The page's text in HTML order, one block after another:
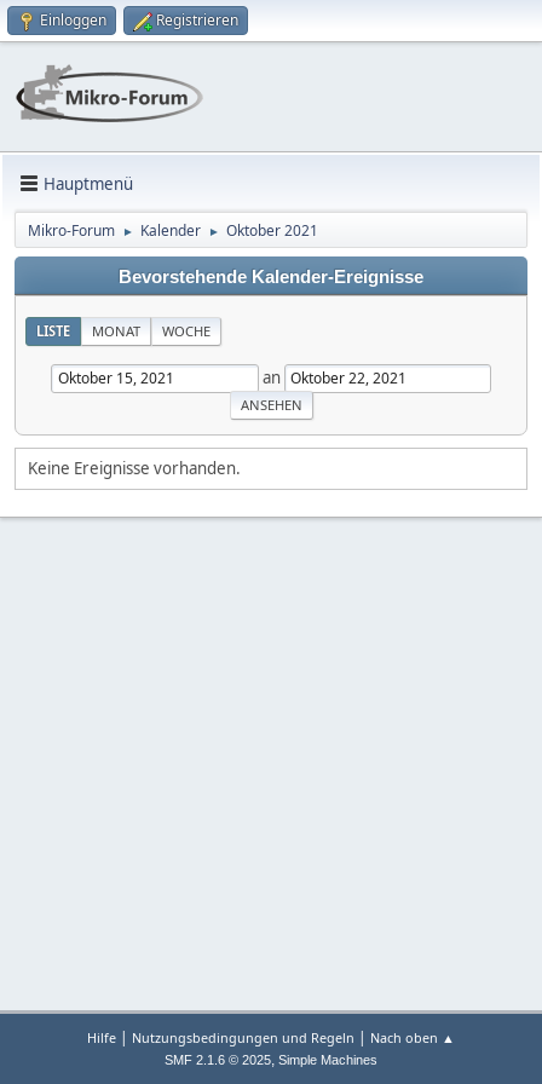
Einloggen Registrieren
Hauptmenü
Mikro-Forum ► Kalender ► Oktober 2021
Bevorstehende Kalender-Ereignisse
LISTE MONAT WOCHE
an
Keine Ereignisse vorhanden.
Hilfe | Nutzungsbedingungen und Regeln | Nach oben ▲
SMF 2.1.6 © 2025, Simple Machines